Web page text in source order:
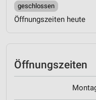
geschlossen
Öffnungszeiten heute
Öffnungszeiten